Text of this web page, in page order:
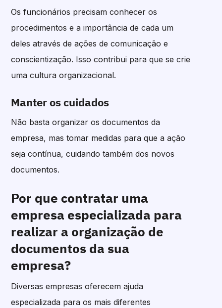
Os funcionários precisam conhecer os
procedimentos e a importância de cada um
deles através de ações de comunicação e
conscientização. Isso contribui para que se crie
uma cultura organizacional.
Manter os cuidados
Não basta organizar os documentos da
empresa, mas tomar medidas para que a ação
seja contínua, cuidando também dos novos
documentos.
Por que contratar uma
empresa especializada para
realizar a organização de
documentos da sua
empresa?
Diversas empresas oferecem ajuda
especializada para os mais diferentes